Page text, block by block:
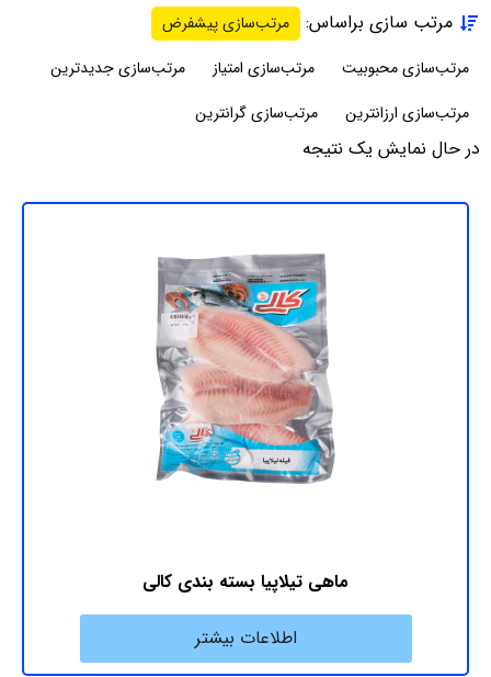
در حال نمایش یک نتیجه
مرتب سازی براساس:
مرتب‌سازی پیشفرض
مرتب‌سازی محبوبیت
مرتب‌سازی امتیاز
مرتب‌سازی جدیدترین
مرتب‌سازی ارزانترین
مرتب‌سازی گرانترین
ماهی تیلاپیا بسته بندی کالی
اطلاعات بیشتر